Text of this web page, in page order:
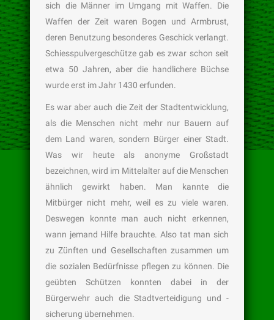
sich die Männer im Umgang mit Waffen. Die
Waffen der Zeit waren Bogen und Armbrust,
deren Benutzung besonderes Geschick verlangt.
Schiesspulvergeschütze gab es zwar schon seit
etwa 50 Jahren, aber die handlichere Büchse
wurde erst im Jahr 1430 erfunden.
Es war aber auch die Zeit der Stadtentwicklung,
als die Menschen nicht mehr nur Bauern auf
dem Land waren, sondern Bürger einer Stadt.
Was wir heute als anonyme Großstadt
bezeichnen, wird im Mittelalter auf die Menschen
ähnlich gewirkt haben. Man kannte die
Mitbürger nicht mehr, weil es zu viele waren.
Deswegen konnte man auch nicht erkennen,
wann jemand Hilfe brauchte. Also tat man sich
zu Zünften und Gesellschaften zusammen um
die sozialen Bedürfnisse pflegen zu können. Die
geübten Schützen konnten dabei in der
Bürgerwehr auch die Stadtverteidigung und -
sicherung übernehmen.